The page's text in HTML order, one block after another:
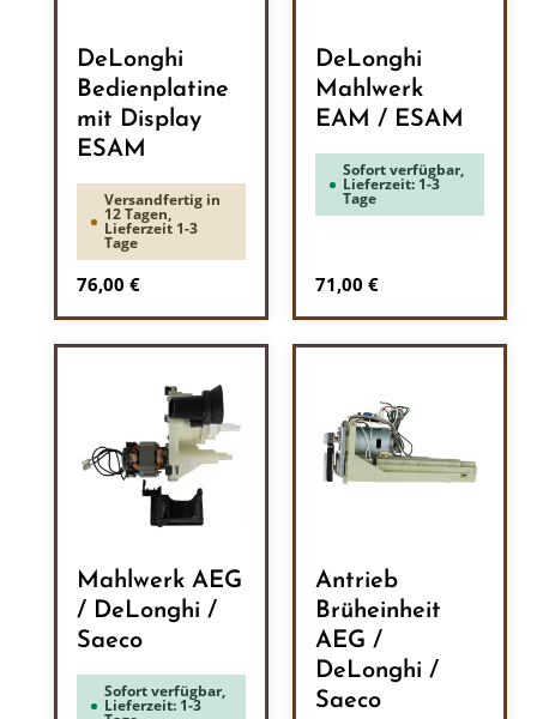
DeLonghi
Bedienplatine
mit Display
ESAM
Versandfertig in
12 Tagen,
Lieferzeit 1-3
Tage
Regulärer Preis:
76,00 €
DeLonghi
Mahlwerk
EAM / ESAM
Sofort verfügbar,
Lieferzeit: 1-3
Tage
Regulärer Preis:
71,00 €
Mahlwerk AEG
/ DeLonghi /
Saeco
Sofort verfügbar,
Lieferzeit: 1-3
Antrieb
Brüheinheit
AEG /
DeLonghi /
Saeco